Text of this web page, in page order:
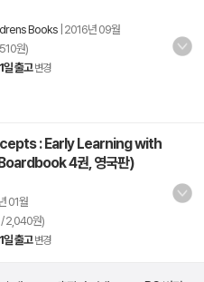
Books 2016년 09월
원)
일 출고 변경
: Early Learning with
4권, 영국판)
01월
/ 2,040원)
일 출고 변경